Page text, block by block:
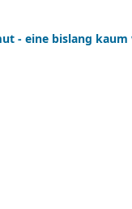
- eine bislang